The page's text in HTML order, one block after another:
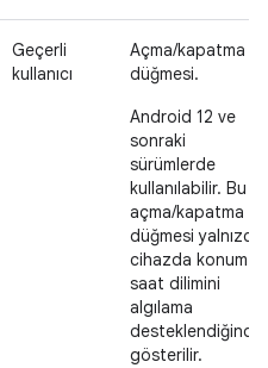
Geçerli
kullanıcı
Açma/kapatma
düğmesi.
Android 12 ve
sonraki
sürümlerde
kullanılabilir. Bu
açma/kapatma
düğmesi yalnızca
cihazda konum
saat dilimini
algılama
desteklendiğinde
gösterilir.